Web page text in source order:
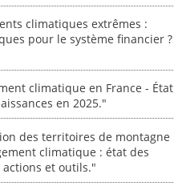
climatiques extrêmes :
pour le système financier ?
climatique en France - État
en 2025."
des territoires de montagne
climatique : état des
actions et outils."